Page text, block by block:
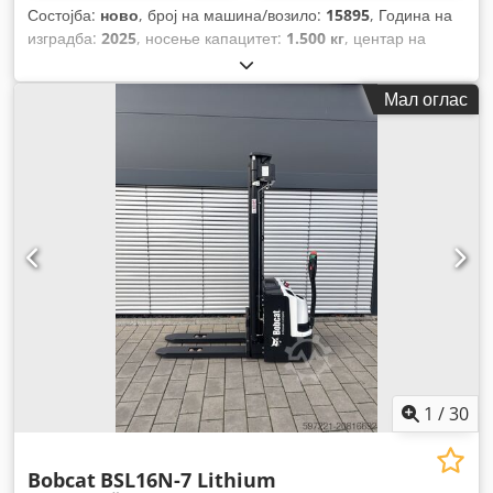
Состојба: ново, број на машина/возило: 15895, Година на
изградба: 2025, носење капацитет: 1.500 кг, центар на
, тип на гориво:
друго, градежна височина:700 мм, должина на вилушките:
, големина на предната гума:
, димензија на задна
Мал оглас
1 /30
Bobcat BSL16N-7 Lithium